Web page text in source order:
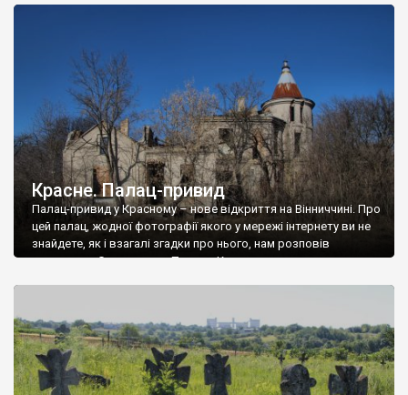
Красне. Палац-привид
Палац-привид у Красному – нове відкриття на Вінниччині. Про
цей палац, жодної фотографії якого у мережі інтернету ви не
знайдете, як і взагалі згадки про нього, нам розповів
мешканець Самгородка. Палац у Красному вразив не лише